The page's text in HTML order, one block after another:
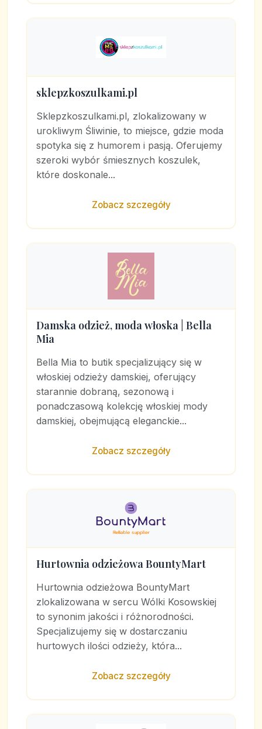
sklepzkoszulkami.pl
Sklepzkoszulkami.pl, zlokalizowany w
urokliwym Śliwinie, to miejsce, gdzie moda
spotyka się z humorem i pasją. Oferujemy
szeroki wybór śmiesznych koszulek,
które doskonale...
Zobacz szczegóły
Damska odzież, moda włoska | Bella
Mia
Bella Mia to butik specjalizujący się w
włoskiej odzieży damskiej, oferujący
starannie dobraną, sezonową i
ponadczasową kolekcję włoskiej mody
damskiej, obejmującą eleganckie...
Zobacz szczegóły
Hurtownia odzieżowa BountyMart
Hurtownia odzieżowa BountyMart
zlokalizowana w sercu Wólki Kosowskiej
to synonim jakości i różnorodności.
Specjalizujemy się w dostarczaniu
hurtowych ilości odzieży, która...
Zobacz szczegóły